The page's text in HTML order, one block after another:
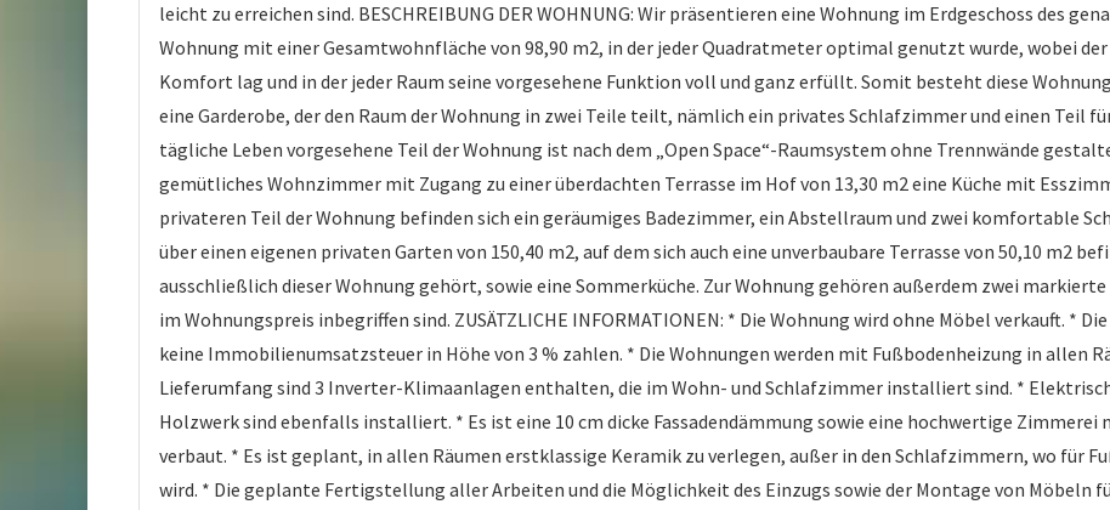
leicht zu erreichen sind. BESCHREIBUNG DER WOHNUNG: Wir präsentieren eine Wohnung im Erdgeschoss des
Wohnung mit einer Gesamtwohnfläche von 98,90 m2, in der jeder Quadratmeter optimal genutzt wurde, wobei
Komfort lag und in der jeder Raum seine vorgesehene Funktion voll und ganz erfüllt. Somit besteht diese
eine Garderobe, der den Raum der Wohnung in zwei Teile teilt, nämlich ein privates Schlafzimmer und einen Teil
tägliche Leben vorgesehene Teil der Wohnung ist nach dem „Open Space“-Raumsystem ohne Trennwände
gemütliches Wohnzimmer mit Zugang zu einer überdachten Terrasse im Hof von 13,30 m2 eine Küche mit
privateren Teil der Wohnung befinden sich ein geräumiges Badezimmer, ein Abstellraum und zwei komfortable
über einen eigenen privaten Garten von 150,40 m2, auf dem sich auch eine unverbaubare Terrasse von 50,10 m2
ausschließlich dieser Wohnung gehört, sowie eine Sommerküche. Zur Wohnung gehören außerdem zwei
im Wohnungspreis inbegriffen sind. ZUSÄTZLICHE INFORMATIONEN: * Die Wohnung wird ohne Möbel verkauft. *
keine Immobilienumsatzsteuer in Höhe von 3 % zahlen. * Die Wohnungen werden mit Fußbodenheizung in allen
Lieferumfang sind 3 Inverter-Klimaanlagen enthalten, die im Wohn- und Schlafzimmer installiert sind. *
Holzwerk sind ebenfalls installiert. * Es ist eine 10 cm dicke Fassadendämmung sowie eine hochwertige
verbaut. * Es ist geplant, in allen Räumen erstklassige Keramik zu verlegen, außer in den Schlafzimmern, wo für
wird. * Die geplante Fertigstellung aller Arbeiten und die Möglichkeit des Einzugs sowie der Montage von Möbeln